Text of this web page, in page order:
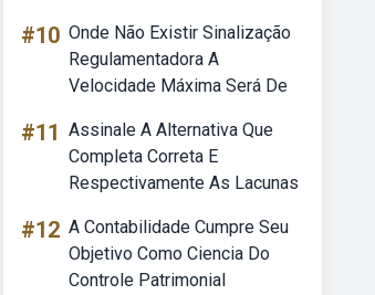
#10 Onde Não Existir Sinalização
Regulamentadora A
Velocidade Máxima Será De
#11 Assinale A Alternativa Que
Completa Correta E
Respectivamente As Lacunas
#12 A Contabilidade Cumpre Seu
Objetivo Como Ciencia Do
Controle Patrimonial